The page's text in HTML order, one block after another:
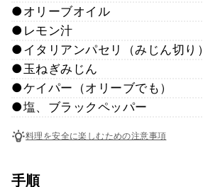
●オリーブオイル
●レモン汁
●イタリアンパセリ（みじん切り）
●玉ねぎみじん
●ケイパー（オリーブでも）
●塩、ブラックペッパー
料理を安全に楽しむための注意事項
手順